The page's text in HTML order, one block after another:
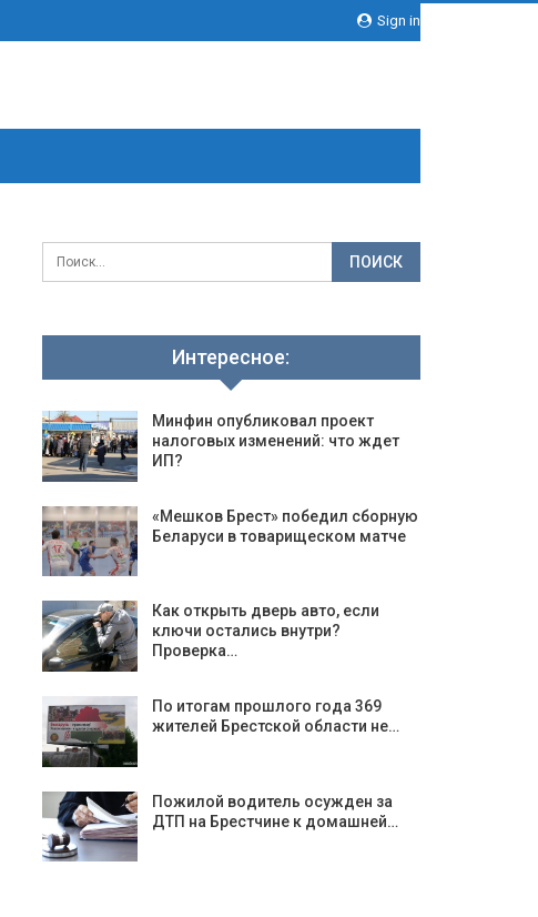
Sign in
Интересное:
Минфин опубликовал проект
налоговых изменений: что ждет
ИП?
«Мешков Брест» победил сборную
Беларуси в товарищеском матче
Как открыть дверь авто, если
ключи остались внутри?
Проверка…
По итогам прошлого года 369
жителей Брестской области не…
Пожилой водитель осужден за
ДТП на Брестчине к домашней…